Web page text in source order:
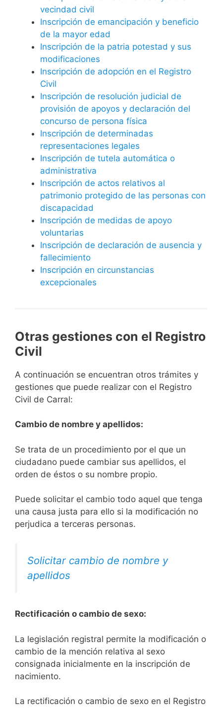
vecindad civil
Inscripción de emancipación y beneficio
de la mayor edad
Inscripción de la patria potestad y sus
modificaciones
Inscripción de adopción en el Registro
Civil
Inscripción de resolución judicial de
provisión de apoyos y declaración del
concurso de persona física
Inscripción de determinadas
representaciones legales
Inscripción de tutela automática o
administrativa
Inscripción de actos relativos al
patrimonio protegido de las personas con
discapacidad
Inscripción de medidas de apoyo
voluntarias
Inscripción de declaración de ausencia y
fallecimiento
Inscripción en circunstancias
excepcionales
Otras gestiones con el Registro
Civil
A continuación se encuentran otros trámites y
gestiones que puede realizar con el Registro
Civil de Carral:
Cambio de nombre y apellidos:
Se trata de un procedimiento por el que un
ciudadano puede cambiar sus apellidos, el
orden de éstos o su nombre propio.
Puede solicitar el cambio todo aquel que tenga
una causa justa para ello si la modificación no
perjudica a terceras personas.
Solicitar cambio de nombre y
apellidos
Rectificación o cambio de sexo:
La legislación registral permite la modificación o
cambio de la mención relativa al sexo
consignada inicialmente en la inscripción de
nacimiento.
La rectificación o cambio de sexo en el Registro